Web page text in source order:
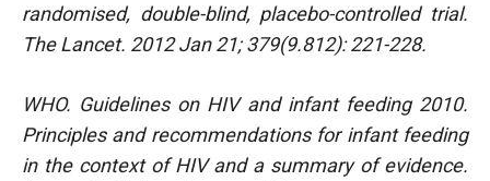
randomised, double-blind, placebo-controlled trial.
The Lancet. 2012 Jan 21; 379(9.812): 221-228.
WHO. Guidelines on HIV and infant feeding 2010.
Principles and recommendations for infant feeding
in the context of HIV and a summary of evidence.